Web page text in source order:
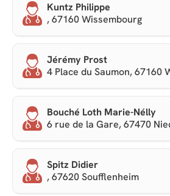
Kuntz Philippe
, 67160 Wissembourg
Jérémy Prost
4 Place du Saumon, 67160
Bouché Loth Marie-Nélly
6 rue de la Gare, 67470
Spitz Didier
, 67620 Soufflenheim